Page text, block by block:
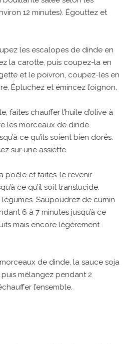
12 minutes). Égouttez et
les escalopes de dinde en
la carotte, puis coupez-la en
et le poivron, coupez-les en
Épluchez et émincez l’oignon.
faites chauffer l’huile d’olive à
les morceaux de dinde
ce qu’ils soient bien dorés.
sur une assiette.
poêle et faites-le revenir
ce qu’il soit translucide.
Saupoudrez de cumin
6 à 7 minutes jusqu’à ce
mais encore légèrement
de dinde, la sauce soja
mélangez pendant 2
l’ensemble.